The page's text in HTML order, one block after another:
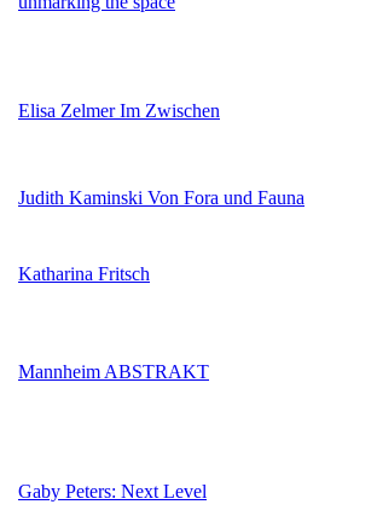
Elisa Zelmer Im Zwischen
Judith Kaminski Von Fora und Fauna
Katharina Fritsch
Mannheim ABSTRAKT
Gaby Peters: Next Level